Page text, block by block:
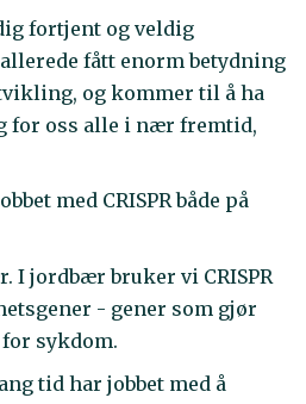
fortjent og veldig
fått enorm betydning
og kommer til å ha
for oss alle i nær fremtid,
med CRISPR både på
I jordbær bruker vi CRISPR
- gener som gjør
sykdom.
tid har jobbet med å